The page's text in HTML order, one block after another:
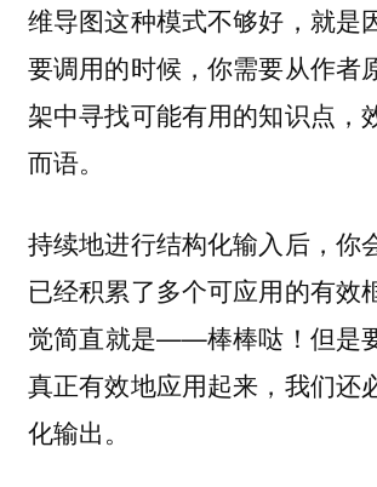
维导图这种模式不够好，就是
要调用的时候，你需要从作者
架中寻找可能有用的知识点，
而语。
持续地进行结构化输入后，你
已经积累了多个可应用的有效
觉简直就是——棒棒哒！但是
真正有效地应用起来，我们还
化输出。